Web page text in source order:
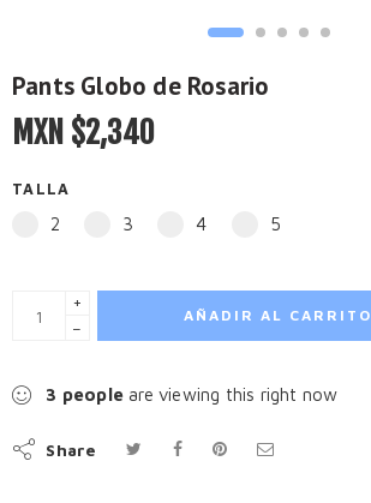
Pants Globo de Rosario
MXN $2,340
TALLA
2 3 4 5
+
−
AÑADIR AL CARRITO
3 people are viewing this right now
Share